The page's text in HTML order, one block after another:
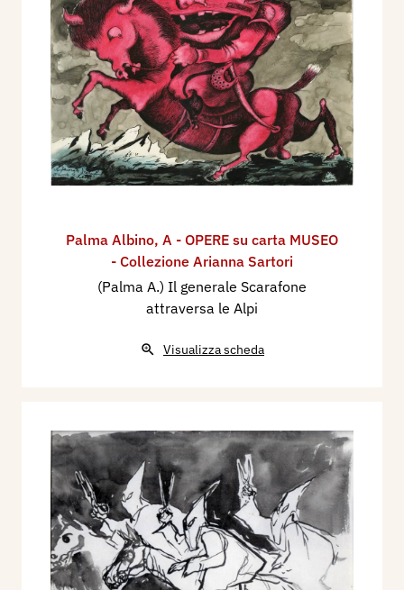
Palma Albino, A - OPERE su carta MUSEO
- Collezione Arianna Sartori
(Palma A.) Il generale Scarafone
attraversa le Alpi
Visualizza scheda